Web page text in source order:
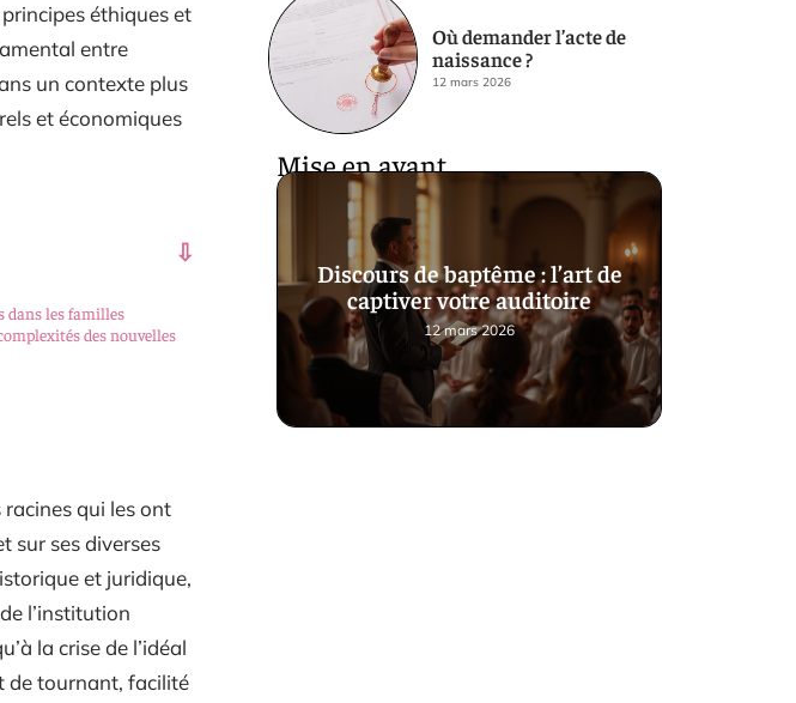
éthiques et
entre
un contexte plus
et économiques
dans les familles
des nouvelles
racines qui les ont
sur ses diverses
et juridique,
l’institution
la crise de l’idéal
de tournant, facilité
Où demander l’acte de
naissance ?
12 mars 2026
Mise en avant
Discours de baptême : l’art de
captiver votre auditoire
12 mars 2026